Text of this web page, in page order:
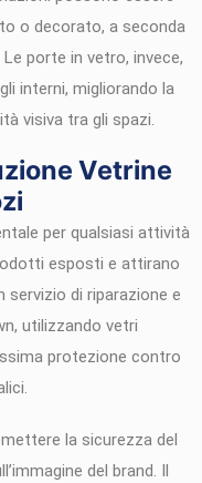
o decorato, a seconda
porte in vetro, invece,
interni, migliorando la
visiva tra gli spazi.
Vetrine
per qualsiasi attività
esposti e attirano
servizio di riparazione e
utilizzando vetri
protezione contro
la sicurezza del
del brand. Il